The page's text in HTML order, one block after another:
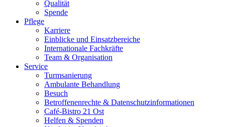
Qualität
Spende
Pflege
Karriere
Einblicke und Einsatzbereiche
Internationale Fachkräfte
Team & Organisation
Service
Turmsanierung
Ambulante Behandlung
Besuch
Betroffenenrechte & Datenschutzinformationen
Café-Bistro 21 Ost
Helfen & Spenden